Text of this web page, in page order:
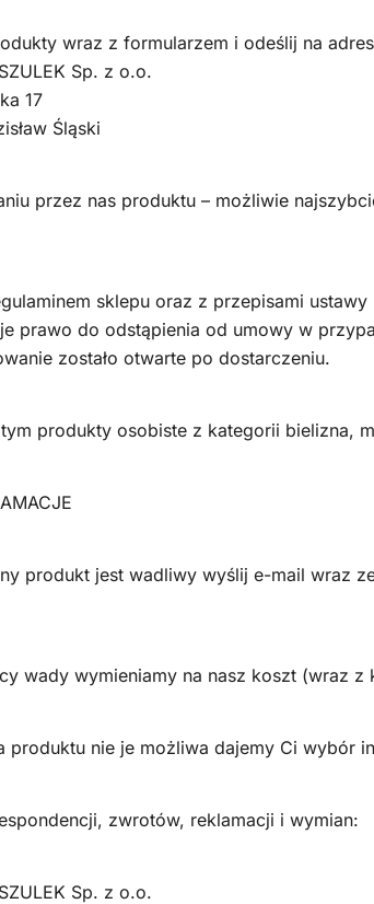
wraz z formularzem i odeślij na adres
Sp. z o.o.
17
Śląski
przez nas produktu – możliwie
sklepu oraz z przepisami
prawo do odstąpienia od umowy w
zostało otwarte po dostarczeniu.
produkty osobiste z kategorii bielizna,
produkt jest wadliwy wyślij e-mail wraz
wady wymieniamy na nasz koszt (wraz z
produktu nie je możliwa dajemy Ci wybór
zwrotów, reklamacji i wymian:
Sp. z o.o.